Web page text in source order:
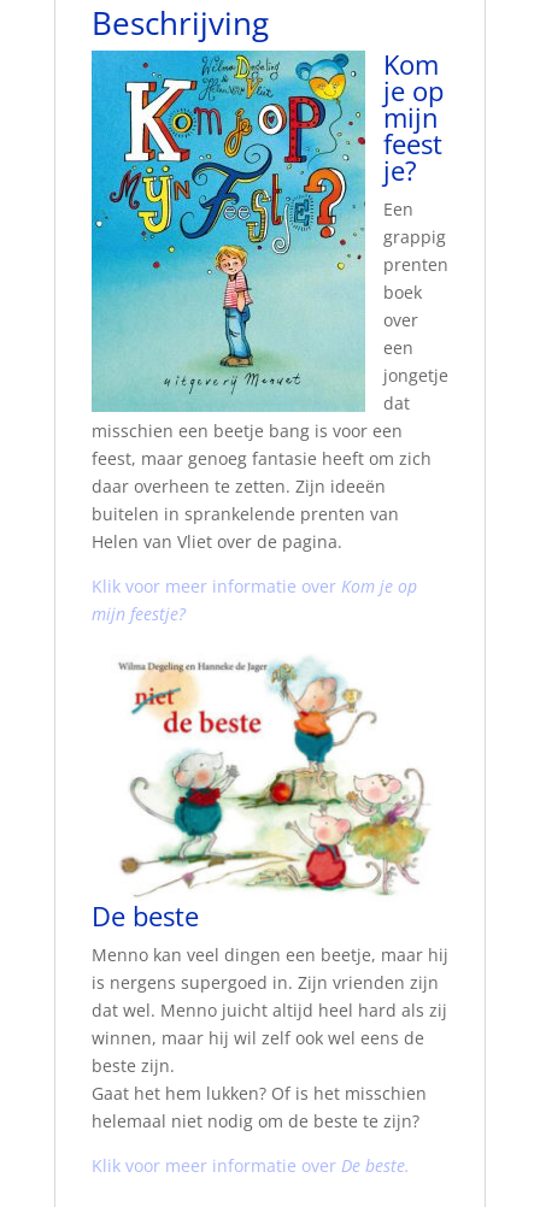
Beschrijving
Kom
je op
mijn
feest
je?
Een
grappig
prenten
boek
over
een
jongetje
dat
misschien een beetje bang is voor een
feest, maar genoeg fantasie heeft om zich
daar overheen te zetten. Zijn ideeën
buitelen in sprankelende prenten van
Helen van Vliet over de pagina.
Klik voor meer informatie over Kom je op
mijn feestje?
De beste
Menno kan veel dingen een beetje, maar hij
is nergens supergoed in. Zijn vrienden zijn
dat wel. Menno juicht altijd heel hard als zij
winnen, maar hij wil zelf ook wel eens de
beste zijn.
Gaat het hem lukken? Of is het misschien
helemaal niet nodig om de beste te zijn?
Klik voor meer informatie over De beste.